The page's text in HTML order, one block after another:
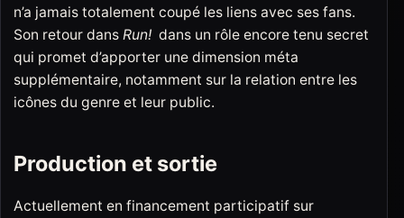
n’a jamais totalement coupé les liens avec ses fans.
Son retour dans Run! dans un rôle encore tenu secret
qui promet d’apporter une dimension méta
supplémentaire, notamment sur la relation entre les
icônes du genre et leur public.
Production et sortie
Actuellement en financement participatif sur